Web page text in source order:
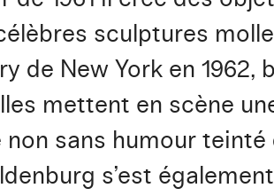
sculptures
de New York en
mettent en scène
sans humour
s’est